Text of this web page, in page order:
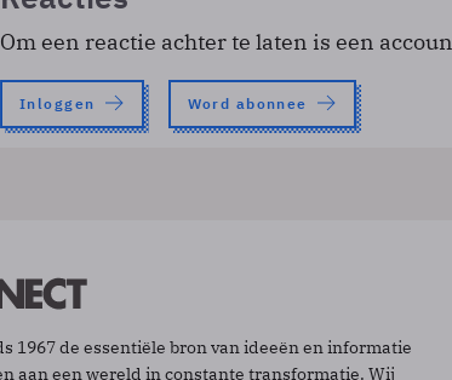
Om een reactie achter te laten is een
Inloggen Word abonnee
1967 de essentiële bron van ideeën en informatie
aan een wereld in constante transformatie. Wij